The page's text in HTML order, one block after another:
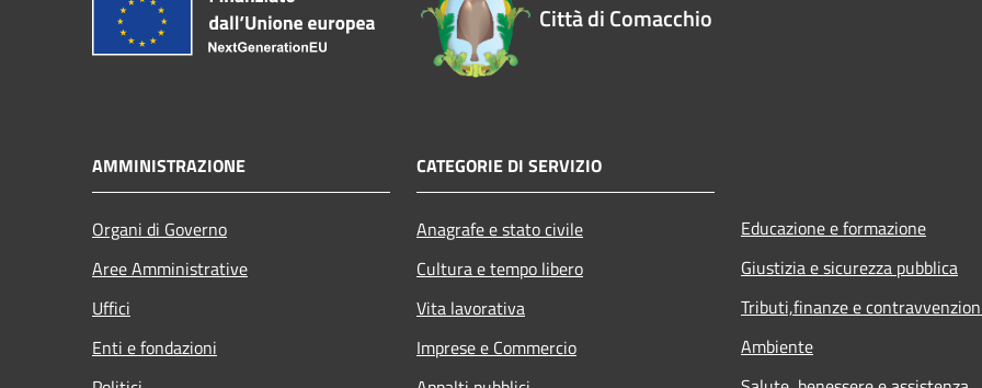
Città di Comacchio
AMMINISTRAZIONE
Organi di Governo
Aree Amministrative
Uffici
Enti e fondazioni
CATEGORIE DI SERVIZIO
Anagrafe e stato civile
Cultura e tempo libero
Vita lavorativa
Imprese e Commercio
Educazione e formazione
Giustizia e sicurezza pubblica
Tributi,finanze e
Ambiente